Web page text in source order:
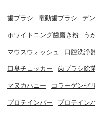
歯ブラシ 電動歯ブラシ デ
ホワイトニング歯磨き粉 う
マウスウォッシュ 口腔洗浄
口臭チェッカー 歯ブラシ除
マヌカハニー コラーゲンゼ
プロテインバー プロテイン